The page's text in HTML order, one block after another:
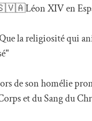
XIV en
la religiosité qui
de son homélie
et du Sang du